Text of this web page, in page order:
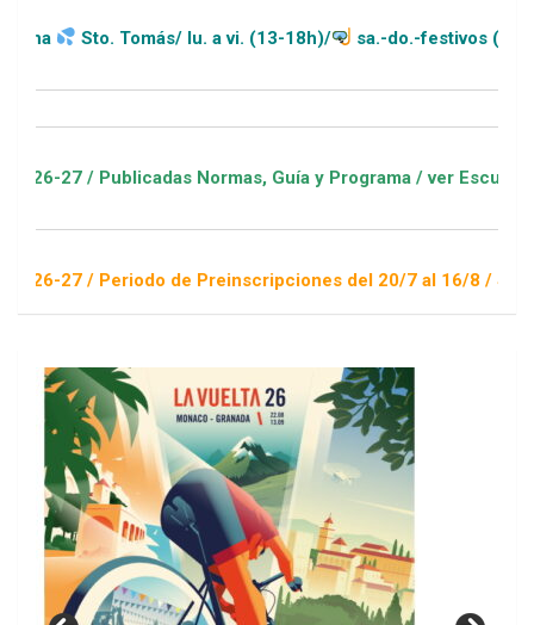
Tomás/ lu. a vi. (13-18h)/ sa.-do.-festivos (11-20h)
Publicadas Normas, Guía y Programa / ver Escuelas
/ Periodo de Preinscripciones del 20/7 al 16/8 / Sorteo 1 de